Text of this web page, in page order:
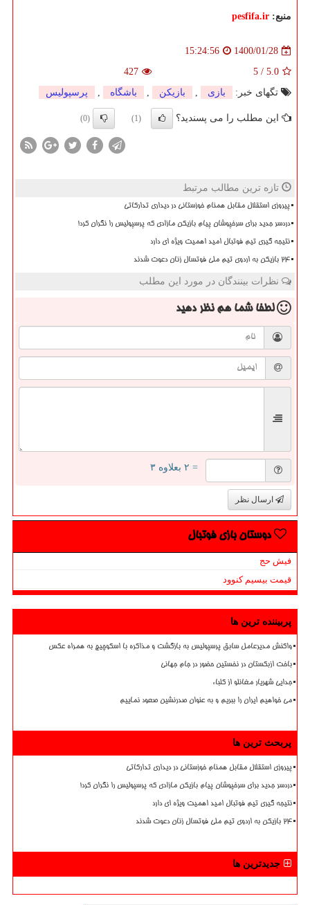
منبع: pesfifa.ir
1400/01/28
15:24:56
5.0
/
5
427
تگهای خبر:
بازی , بازیكن , باشگاه , پرسپولیس
این مطلب را می پسندید؟ (1)
(0)
تازه ترین مطالب مرتبط
پیروزی استقلال مقابل همنام خوزستانی در دیداری تدارکاتی
دردسر جدید برای سرخپوشان پیام بازیکن مازادی که پرسپولیس را نگران کرد!
نتیجه گیری تیم فوتبال امید اهمیت ویژه ای دارد
۲۴ بازیکن به اردوی تیم ملی فوتسال زنان دعوت شدند
نظرات بینندگان در مورد این مطلب
لطفا شما همنظر دهید
= ۲ بعلاوه ۳
ارسال نظر
دوستان بازی فوتبال
فیش حج
قیمت بیسیم کنوود
پربیننده ترین ها
واکنش مدیرعامل سابق پرسپولیس به بازگشت و مذاکره با اسکوچیچ به همراه عکس
باخت ازبکستان در نخستین حضور در جام جهانی
جدایی شهریار مغانلو از کلباء
می خواهیم ایران را ببریم و به عنوان صدرنشین صعود نماییم
پربحث ترین ها
پیروزی استقلال مقابل همنام خوزستانی در دیداری تدارکاتی
دردسر جدید برای سرخپوشان پیام بازیکن مازادی که پرسپولیس را نگران کرد!
نتیجه گیری تیم فوتبال امید اهمیت ویژه ای دارد
۲۴ بازیکن به اردوی تیم ملی فوتسال زنان دعوت شدند
جدیدترین ها